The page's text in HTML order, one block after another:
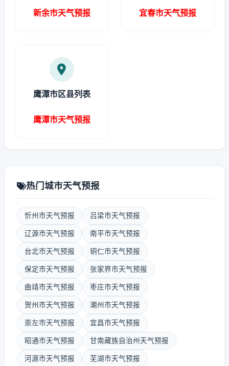
新余市天气预报 宜春市天气预报
鹰潭市区县列表
鹰潭市天气预报
热门城市天气预报
忻州市天气预报 吕梁市天气预报
辽源市天气预报 南平市天气预报
台北市天气预报 铜仁市天气预报
保定市天气预报 张家界市天气预报
曲靖市天气预报 枣庄市天气预报
贺州市天气预报 潮州市天气预报
崇左市天气预报 宜昌市天气预报
昭通市天气预报 甘南藏族自治州天气预报
河源市天气预报 芜湖市天气预报